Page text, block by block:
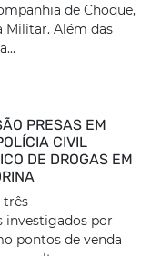
de Choque,
Militar. Além das
PRESAS EM
CIVIL
DE DROGAS EM
três
investigados por
pontos de venda